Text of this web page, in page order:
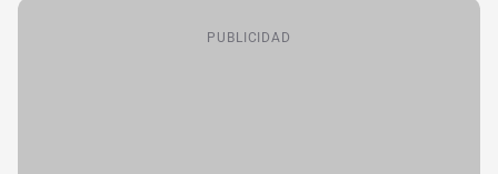
PUBLICIDAD